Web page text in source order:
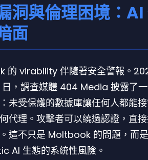
洞與倫理困境：AI
面
的 virability 伴隨著安全警報。
日，調查媒體 404 Media 披露了
未受保護的數據庫讓任何人都能
代理。攻擊者可以繞過認證，直
這不只是 Moltbook 的問題，而
AI 生態的系統性風險。